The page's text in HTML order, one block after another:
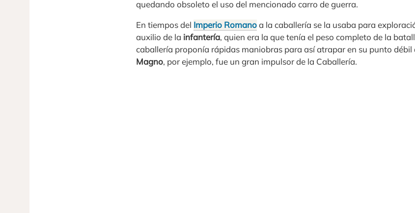
quedando obsoleto el uso del mencionado carro de guerra.
En tiempos del Imperio Romanoa la caballería se la usaba para
auxilio de la infantería, quien era la que tenía el peso completo de la
caballería proponía rápidas maniobras para así atrapar en su punto débil
Magno, por ejemplo, fue un gran impulsor de la Caballería.